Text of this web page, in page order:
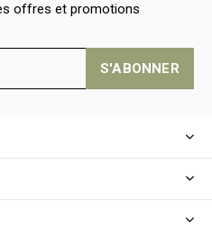
offres et promotions
S'ABONNER